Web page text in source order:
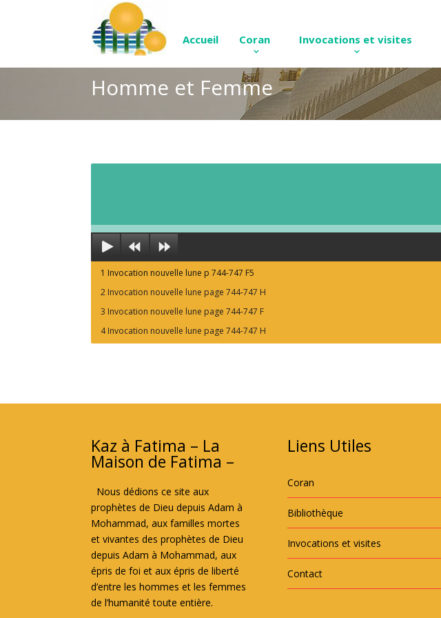
Accueil Coran Invocations et visites
Homme et Femme
1 Invocation nouvelle lune p 744-747 F5
2 Invocation nouvelle lune page 744-747 H
3 Invocation nouvelle lune page 744-747 F
4 Invocation nouvelle lune page 744-747 H
Kaz à Fatima – La
Maison de Fatima –
Nous dédions ce site aux
prophètes de Dieu depuis Adam à
Mohammad, aux familles mortes
et vivantes des prophètes de Dieu
depuis Adam à Mohammad, aux
épris de foi et aux épris de liberté
d’entre les hommes et les femmes
de l’humanité toute entière.
Liens Utiles
Coran
Bibliothèque
Invocations et visites
Contact